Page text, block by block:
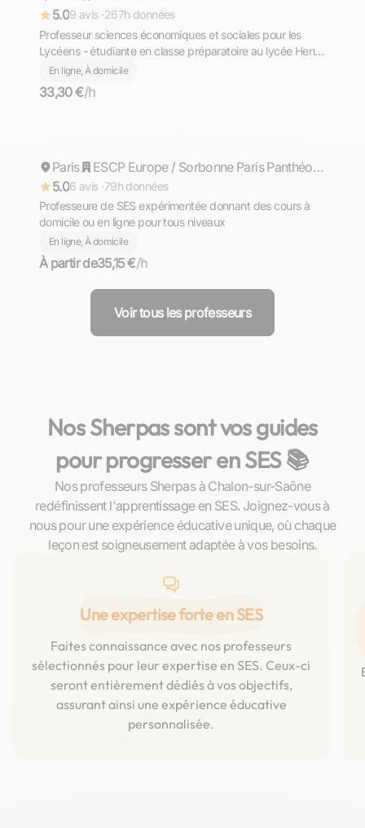
5.09 avis ·267h données
Professeur sciences économiques et sociales pour les
Lycéens - étudiante en classe préparatoire au lycée Henri
En ligne, À domicile
33,30 €/h
Répond rapidement
Paris
ESCP Europe / Sorbonne Paris Panthéon 1
5.06 avis ·79h données
Professeure de SES expérimentée donnant des cours à
domicile ou en ligne pour tous niveaux
En ligne, À domicile
À partir de35,15 €/h
Voir tous les professeurs
Nos Sherpas sont vos guides
pour progresser en SES 📚
Nos professeurs Sherpas à Chalon-sur-Saône
redéfinissent l'apprentissage en SES. Joignez-vous à
nous pour une expérience éducative unique, où chaque
leçon est soigneusement adaptée à vos besoins.
Une expertise forte en SES
Faites connaissance avec nos professeurs
sélectionnés pour leur expertise en SES. Ceux-ci
seront entièrement dédiés à vos objectifs,
assurant ainsi une expérience éducative
personnalisée.